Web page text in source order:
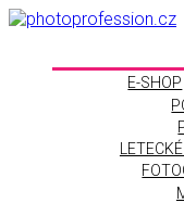
E-SHOP